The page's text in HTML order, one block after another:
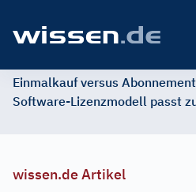
Einmalkauf versus
Software-Lizenzmodell passt
wissen.de Artikel